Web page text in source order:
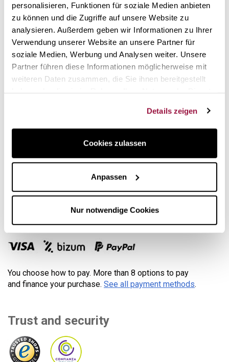
personalisieren, Funktionen für soziale Medien anbieten
zu können und die Zugriffe auf unsere Website zu
analysieren. Außerdem geben wir Informationen zu Ihrer
Verwendung unserer Website an unsere Partner für
soziale Medien, Werbung und Analysen weiter. Unsere
Partner führen diese Informationen möglicherweise mit
weiteren Daten zusammen, die Sie ihnen bereitgestellt
Details zeigen
Cookies zulassen
Anpassen
Nur notwendige Cookies
Contact us
Hi there! Customer care Center
Also in social networks:
Legal notice
General Conditions
Privacy policy
Secure payment
You choose how to pay. More than 8 options to pay
and finance your purchase. See all payment methods.
Trust and security